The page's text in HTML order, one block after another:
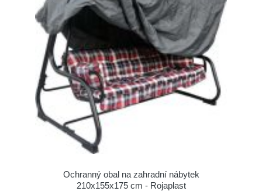
Ochranný obal na zahradní nábytek
210x155x175 cm - Rojaplast